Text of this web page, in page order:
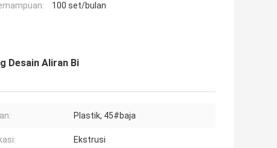
100 set/bulan
Desain Aliran Bi
Plastik, 45#baja
Ekstrusi